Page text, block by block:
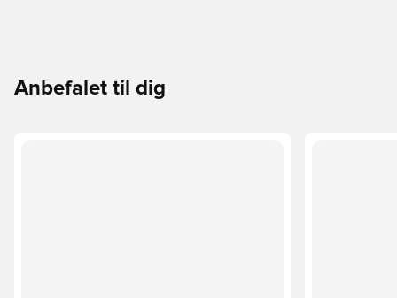
Anbefalet til dig